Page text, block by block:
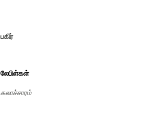
பகிர்
லேபிள்கள்
கலாச்சாரம்